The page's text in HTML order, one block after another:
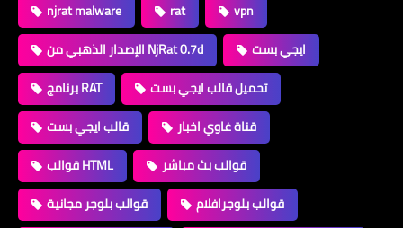
njrat malware
rat
vpn
الإصدار الذهبي من NjRat 0.7d
ايجي بست
برنامج RAT
تحميل قالب ايجي بست
قالب ايجي بست
قناة غاوي اخبار
قوالب HTML
قوالب بث مباشر
قوالب بلوجر مجانية
قوالب بلوجرافلام